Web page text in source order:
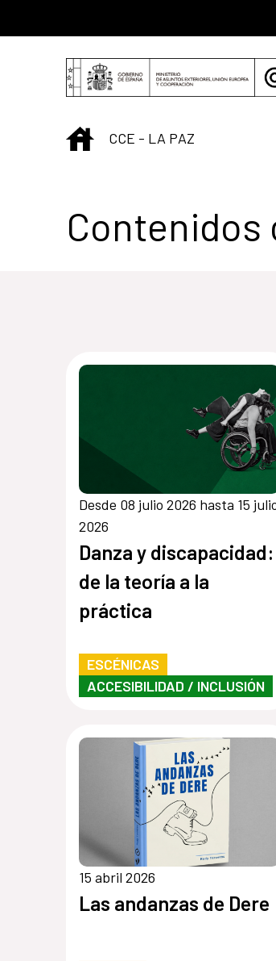
INICIO
CCE - LA PAZ
Contenidos
Desde 08 julio 2026 hasta 15
2026
Danza y discapacidad:
de la teoría a la
práctica
ESCÉNICAS
ACCESIBILIDAD / INCLUSIÓN
15 abril 2026
Las andanzas de Dere